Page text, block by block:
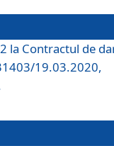
la Contractul de
19.03.2020,